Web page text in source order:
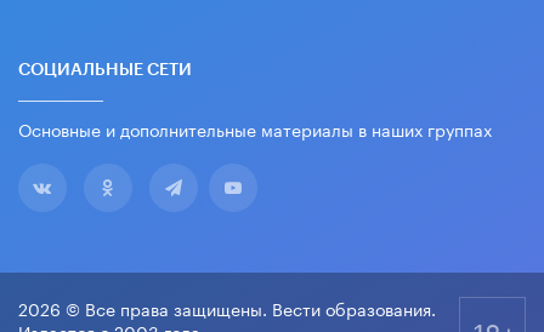
СОЦИАЛЬНЫЕ СЕТИ
Основные и дополнительные материалы в наших группах
2026 © Все права защищены. Вести образования.